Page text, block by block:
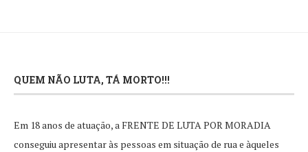
QUEM NÃO LUTA, TÁ MORTO!!!
Em 18 anos de atuação, a FRENTE DE LUTA POR MORADIA
conseguiu apresentar às pessoas em situação de rua e àqueles